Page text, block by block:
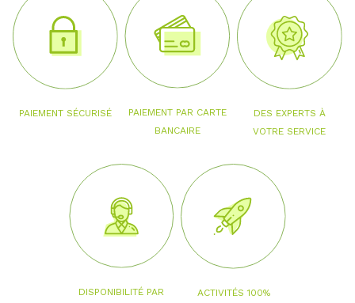
PAIEMENT SÉCURISÉ
PAIEMENT PAR CARTE
BANCAIRE
DES EXPERTS À
VOTRE SERVICE
DISPONIBILITÉ PAR
ACTIVITÉS 100%